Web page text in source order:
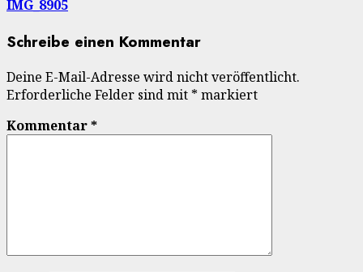
IMG_8905
Schreibe einen Kommentar
Deine E-Mail-Adresse wird nicht veröffentlicht.
Erforderliche Felder sind mit * markiert
Kommentar*